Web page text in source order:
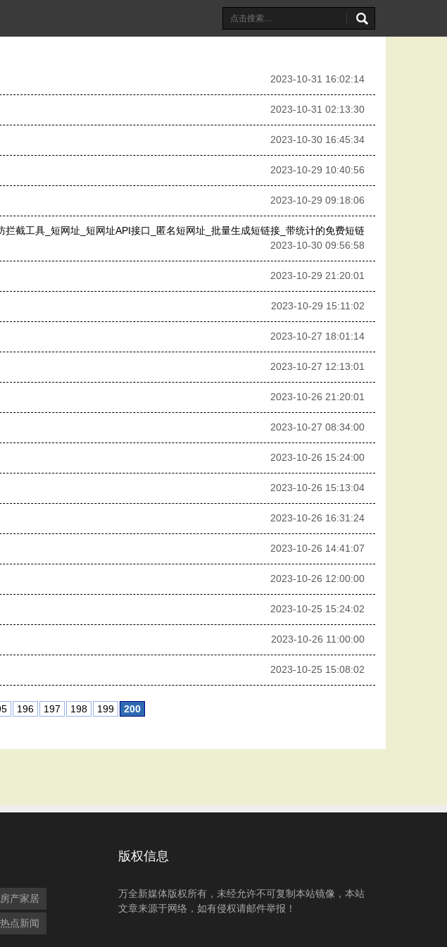
2023-10-31 16:02:14
2023-10-31 02:13:30
2023-10-30 16:45:34
2023-10-29 10:40:56
2023-10-29 09:18:06
截工具_短网址_短网址API接口_匿名短网址_批量生成短链接_带统计的免费短链
2023-10-30 09:56:58
2023-10-29 21:20:01
2023-10-29 15:11:02
2023-10-27 18:01:14
2023-10-27 12:13:01
2023-10-26 21:20:01
2023-10-27 08:34:00
2023-10-26 15:24:00
2023-10-26 15:13:04
2023-10-26 16:31:24
2023-10-26 14:41:07
2023-10-26 12:00:00
2023-10-25 15:24:02
2023-10-26 11:00:00
2023-10-25 15:08:02
196 197 198 199 200
房产家居
热点新闻
版权信息
万全新媒体版权所有，未经允许不可复制本站镜像，本站
文章来源于网络，如有侵权请邮件举报！